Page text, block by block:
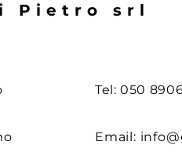
Pietro srl
Tel: 050
Email: